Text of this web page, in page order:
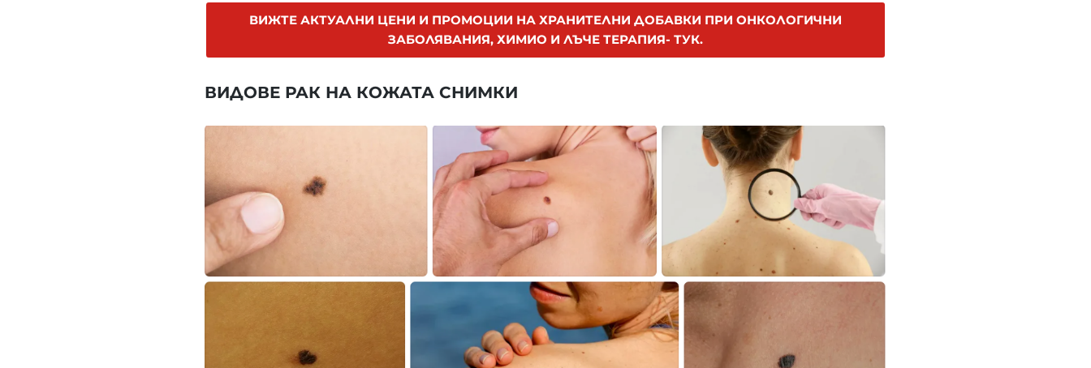
ВИЖТЕ АКТУАЛНИ ЦЕНИ И ПРОМОЦИИ НА ХРАНИТЕЛНИ ДОБАВКИ ПРИ ОНКОЛОГИЧНИ
ЗАБОЛЯВАНИЯ, ХИМИО И ЛЪЧЕ ТЕРАПИЯ- ТУК.
ВИДОВЕ РАК НА КОЖАТА СНИМКИ